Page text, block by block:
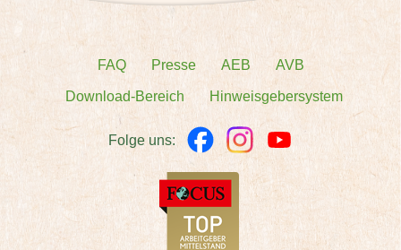
FAQ Presse AEB AVB
Download-Bereich Hinweisgebersystem
Folge uns: